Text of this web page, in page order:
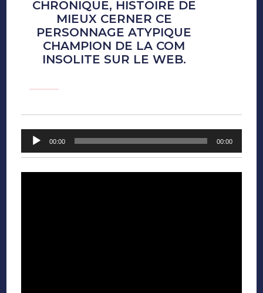
CHRONIQUE, HISTOIRE DE
MIEUX CERNER CE
PERSONNAGE ATYPIQUE
CHAMPION DE LA COM
INSOLITE SUR LE WEB.
Lecteur
audio
00:00 00:00